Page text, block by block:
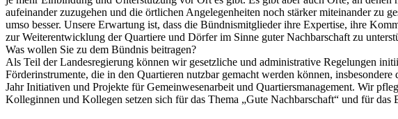
aufeinander zuzugehen und die örtlichen Angelegenheiten noch stärker miteinander zu
umso besser. Unsere Erwartung ist, dass die Bündnismitglieder ihre Expertise, ihre
zur Weiterentwicklung der Quartiere und Dörfer im Sinne guter Nachbarschaft zu
Was wollen Sie zu dem Bündnis beitragen?
Als Teil der Landesregierung können wir gesetzliche und administrative Regelungen
Förderinstrumente, die in den Quartieren nutzbar gemacht werden können,
Jahr Initiativen und Projekte für Gemeinwesenarbeit und Quartiersmanagement. Wir
Kolleginnen und Kollegen setzen sich für das Thema „Gute Nachbarschaft“ und für das